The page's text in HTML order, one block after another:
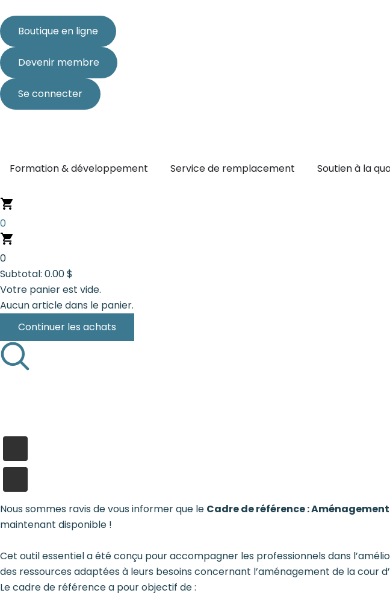
au
contenu
Boutique en ligne
Devenir membre
Se connecter
Formation & développement Ouvrir Formation & développement
Service de remplacement Ouvrir Service de
Soutien à la
0
0
Subtotal: 0.00$
Votre panier est vide.
Aucun article dans le panier.
Continuer les achats
Nous sommes ravis de vous informer que le Cadre de référence :
maintenant disponible !
Cet outil essentiel a été conçu pour accompagner les professionnels dans
des ressources adaptées à leurs besoins concernant l’aménagement de la cour
Le cadre de référence a pour objectif de :